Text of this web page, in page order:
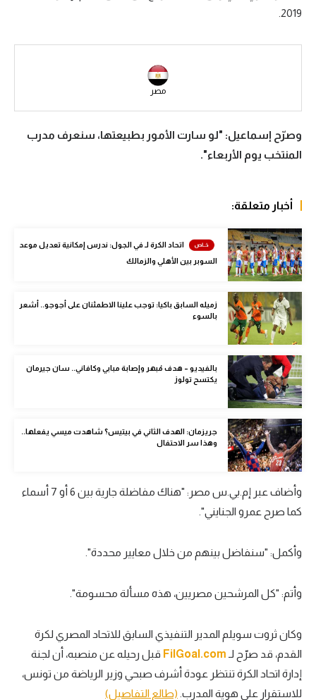
رياضات أخرى
أمم إفريقيا
كرة يد
كرة طائرة
الوطن العربي
في المونديال
رياضة نسائية
آسيا
أمريكا
ركن الألعاب
أقسام خاصة
Gamers
تقرير في الجول
حكايات في الجول
كويز في الجول
2019.
مصر
وصرّح إسماعيل: "لو سارت الأمور بطبيعتها، سنعرف مدرب
المنتخب يوم الأربعاء".
أخبار متعلقة:
اتحاد الكرة لـ في الجول: ندرس إمكانية تعديل موعد
السوبر بين الأهلي والزمالك
زميله السابق باكيا: توجب علينا الاطمئنان على أجوجو.. أشعر
بالسوء
بالفيديو – هدف مُبهر وإصابة مبابي وكافاني.. سان جيرمان
يكتسح تولوز
جريزمان: الهدف الثاني في بيتيس؟ شاهدت ميسي يفعلها..
وهذا سر الاحتفال
وأضاف عبر إم.بي.س مصر: "هناك مفاضلة جارية بين 6 أو 7 أسماء
كما صرح عمرو الجنايني".
وأكمل: "سنفاضل بينهم من خلال معايير محددة".
وأتم: "كل المرشحين مصريين، هذه مسألة محسومة".
وكان ثروت سويلم المدير التنفيذي السابق للاتحاد المصري لكرة
القدم، قد صرّح لـ FilGoal.com قبل رحيله عن منصبه، أن لجنة
إدارة اتحاد الكرة تنتظر عودة أشرف صبحي وزير الرياضة من تونس،
للاستقرار على هوية المدرب. (طالع التفاصيل)